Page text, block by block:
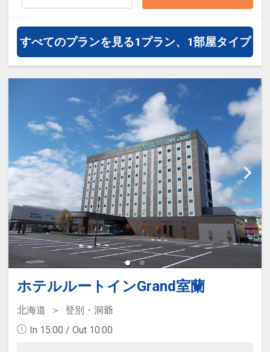
通・体験プランなどの追加（同時予
約）が可能なプランもございます。
すべてのプランを見る1プラン、1部屋タイプ
ホテルルートインGrand室蘭
北海道
登別・洞爺
In 15:00 / Out 10:00